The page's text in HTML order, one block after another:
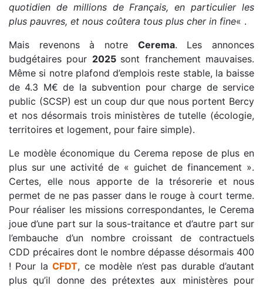
quotidien de millions de Français, en particulier les
plus pauvres, et nous coûtera tous plus cher in fine« .
Mais revenons à notre Cerema. Les annonces
budgétaires pour 2025 sont franchement mauvaises.
Même si notre plafond d’emplois reste stable, la baisse
de 4.3 M€ de la subvention pour charge de service
public (SCSP) est un coup dur que nous portent Bercy
et nos désormais trois ministères de tutelle (écologie,
territoires et logement, pour faire simple).
Le modèle économique du Cerema repose de plus en
plus sur une activité de « guichet de financement ».
Certes, elle nous apporte de la trésorerie et nous
permet de ne pas passer dans le rouge à court terme.
Pour réaliser les missions correspondantes, le Cerema
joue d’une part sur la sous-traitance et d’autre part sur
l’embauche d’un nombre croissant de contractuels
CDD précaires dont le nombre dépasse désormais 400
! Pour laCFDT, ce modèle n’est pas durable d’autant
plus qu’il donne des prétextes aux ministères pour